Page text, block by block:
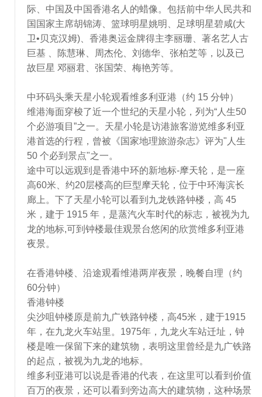
际、中国及中国香港名人的蜡像。包括前中华人民共和
国国家主席胡锦涛、篮球明星姚明、足球明星碧咸(大
卫•贝克汉姆)、香港奥运金牌得主李丽珊、著名艺人古
巨基 、陈慧琳、周杰伦、刘德华、张柏芝等，以及已
故巨星 邓丽君、张国荣、梅艳芳等。
中环码头乘天星小轮观看维多利亚港（约 15 分钟）
维港海面穿梭了近一个世纪的天星小轮，列为“人生50
个必游项目”之一。天星小轮是访港旅客游览维多利亚
港首选的行程，曾被《国家地理旅游杂志》评为"人生
50 个必到景点"之一。
途中可以远观到是香港中环的新地标-摩天轮，是一座
高60米、约20层楼高的巨型摩天轮，位于中环海滨长
廊上。下了天星小轮可以看到九龙铁路钟楼，高 45
米，建于 1915 年，是蒸汽火车时代的标志，被视为九
龙的地标,可到钟楼最佳观景台悠闲的欣赏维多利亚港
夜景。
在香港钟楼、沿途观看维港两岸夜景，晚餐自理（约
60分钟）
香港钟楼
尖沙咀钟楼原是前九广铁路钟楼，高45米，建于1915
年，在九龙火车站里。1975年，九龙火车站迁址，钟
楼是唯一保留下来的建筑物，表明这里曾经是九广铁路
的起点，被视为九龙的地标。
维多利亚港可以说是香港的代表，在这里可以看到价值
百万的夜景，还可以看到旁边高大的建筑物，这种场景